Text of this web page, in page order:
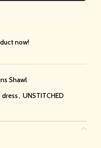
now!
Shawl
dress, UNSTITCHED